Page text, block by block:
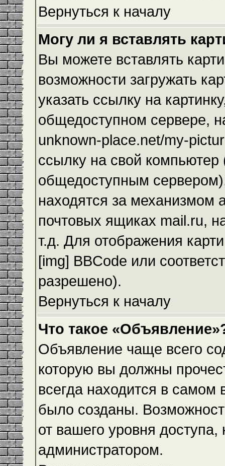
Вернуться к началу
Могу ли я вставлять
Вы можете вставлять
возможности загружать
указать ссылку на
общедоступном сервере,
unknown-place.net/my-
ссылку на свой компьютер
общедоступным
находятся за механизмом
почтовых ящиках mail.ru,
т.д. Для отображения
[img] BBCode или
разрешено).
Вернуться к началу
Что такое
Объявление чаще всего
которую вы должны
всегда находится в
было созданы.
от вашего уровня
администратором.